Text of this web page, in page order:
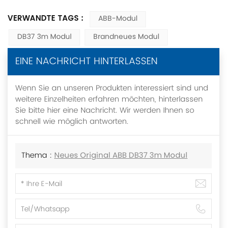
VERWANDTE TAGS :
ABB-Modul
DB37 3m Modul
Brandneues Modul
EINE NACHRICHT HINTERLASSEN
Wenn Sie an unseren Produkten interessiert sind und
weitere Einzelheiten erfahren möchten, hinterlassen
Sie bitte hier eine Nachricht. Wir werden Ihnen so
schnell wie möglich antworten.
Thema : Neues Original ABB DB37 3m Modul